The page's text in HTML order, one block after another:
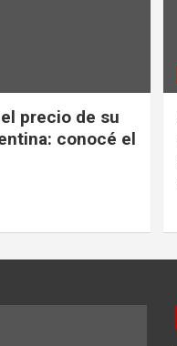
precio de su
conocé el